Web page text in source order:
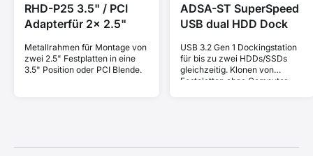
RHD-P25 3.5" / PCI
Adapterfür 2x 2.5"
Metallrahmen für Montage von
zwei 2.5" Festplatten in eine
3.5" Position oder PCI Blende.
ADSA-ST SuperSpeed
USB dual HDD Dock
USB 3.2 Gen 1 Dockingstation
für bis zu zwei HDDs/SSDs
gleichzeitig. Klonen von
Festplatten ohne Computer.